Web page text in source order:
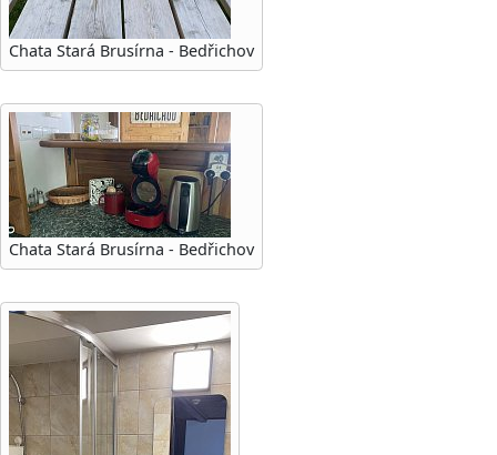
Chata Stará Brusírna - Bedřichov
Chata Stará Brusírna - Bedřichov